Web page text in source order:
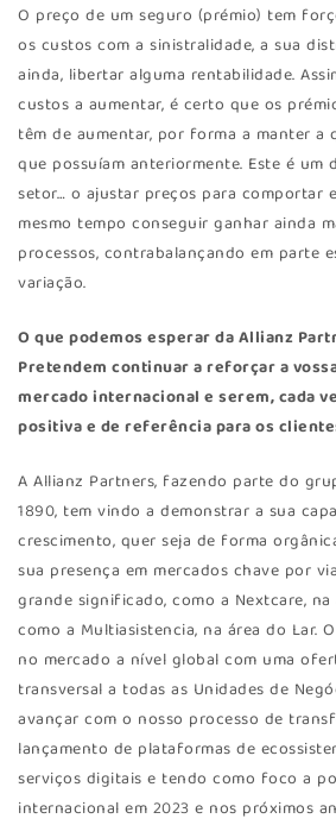
O preço de um seguro (prémio) tem
os custos com a sinistralidade, a sua
ainda, libertar alguma rentabilidade.
custos a aumentar, é certo que os
têm de aumentar, por forma a manter a
que possuíam anteriormente. Este é um
setor… o ajustar preços para comportar
mesmo tempo conseguir ganhar ainda
processos, contrabalançando em parte
variação.
O que podemos esperar da Allianz
Pretendem continuar a reforçar a
mercado internacional e serem, cada
positiva e de referência para os
A Allianz Partners, fazendo parte do
1890, tem vindo a demonstrar a sua
crescimento, quer seja de forma
sua presença em mercados chave por
grande significado, como a Nextcare, na
como a Multiasistencia, na área do Lar.
no mercado a nível global com uma
transversal a todas as Unidades de
avançar com o nosso processo de
lançamento de plataformas de
serviços digitais e tendo como foco a
internacional em 2023 e nos próximos